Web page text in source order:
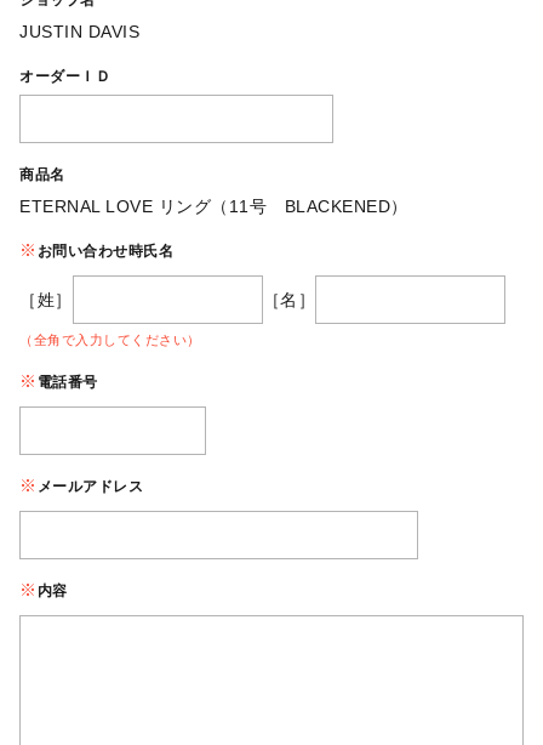
JUSTIN DAVIS
オーダーＩＤ
商品名
ETERNAL LOVE リング（11号 BLACKENED）
お問い合わせ時氏名
［姓］ ［名］
（全角で入力してください）
電話番号
メールアドレス
内容